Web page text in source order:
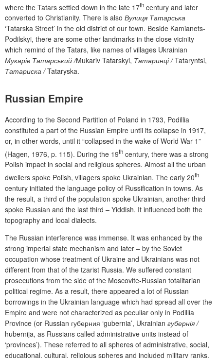
where the Tatars settled down in the late 17th century and later
converted to Christianity. There is also Вулиця Татарська
‘Tatarska Street’ in the old district of our town. Beside Kamianets-
Podilskyi, there are some other landmarks in the close vicinity
which remind of the Tatars, like names of villages Ukrainian
Мукарів Татарський /Mukariv Tatarskyi, Татаринці / Tataryntsi,
Татариска /Tataryska.
Russian Empire
According to the Second Partition of Poland in 1793, Podillia
constituted a part of the Russian Empire until its collapse in 1917,
or, in other words, until it “collapsed in the wake of World War 1”
(Hagen, 1976, p. 115). During the 19th century, there was a strong
Polish impact in social and religious spheres. Almost all the urban
dwellers spoke Polish, villagers spoke Ukrainian. The early 20th
century initiated the language policy of Russification in towns. As
the result, a third of the population spoke Ukrainian, another third
spoke Russian and the last third – Yiddish. It influenced both the
topography and local dialects.
The Russian interference was immense. It was enhanced by the
strong imperial state mechanism and later – by the Soviet
occupation whose treatment of Ukraine and Ukrainians was not
different from that of the tzarist Russia. We suffered constant
prosecutions from the side of the Moscovite-Russian totalitarian
political regime. As a result, there appeared a lot of Russian
borrowings in the Ukrainian language which had spread all over the
Empire and were not characterized as peculiar only in Podillia
Province (or Russian губерния ‘gubernia’, Ukrainian губернія /
hubernija, as Russians called administrative units instead of
‘provinces’). These referred to all spheres of administrative, social,
educational, cultural, religious spheres and included military ranks,